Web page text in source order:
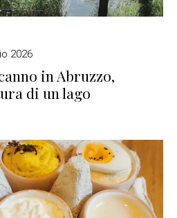
2026
in Abruzzo,
di un lago